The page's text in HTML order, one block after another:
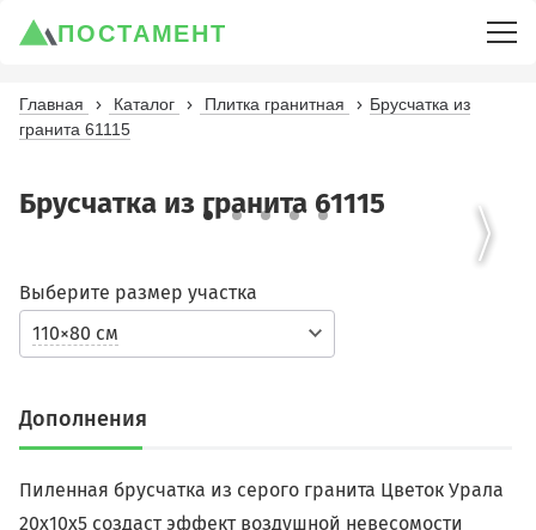
ПОСТАМЕНТ
Главная Каталог Плитка гранитная
Брусчатка из
гранита 61115
Брусчатка из гранита 61115
110×80 см
Выберите размер участка
Дополнения
Пиленная брусчатка из серого гранита Цветок Урала
20х10х5 создаст эффект воздушной невесомости